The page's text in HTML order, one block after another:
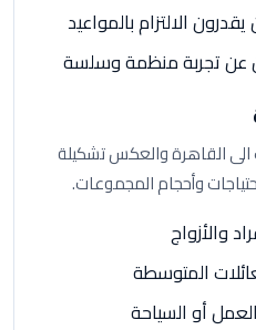
الالتزام بالمواعيد
عن تجربة منظمة وسلسة
القاهرة والعكس تشكيلة
وأحجام المجموعات.
والأزواج
المتوسطة
أو السياحة